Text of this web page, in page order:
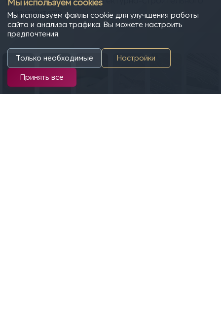
университета.
Мы используем cookies
Мы используем файлы cookie для улучшения работы
сайта и анализа трафика. Вы можете настроить
предпочтения.
Только необходимые Настройки
Принять все